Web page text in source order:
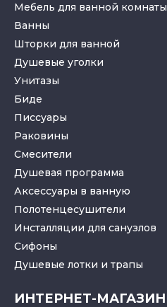
Мебель для ванной комнаты
Ванны
Шторки для ванной
Душевые уголки
Унитазы
Биде
Писсуары
Раковины
Смесители
Душевая программа
Аксессуары в ванную
Полотенцесушители
Инсталляции для санузлов
Cифоны
Душевые лотки и трапы
ИНТЕРНЕТ-МАГАЗИН